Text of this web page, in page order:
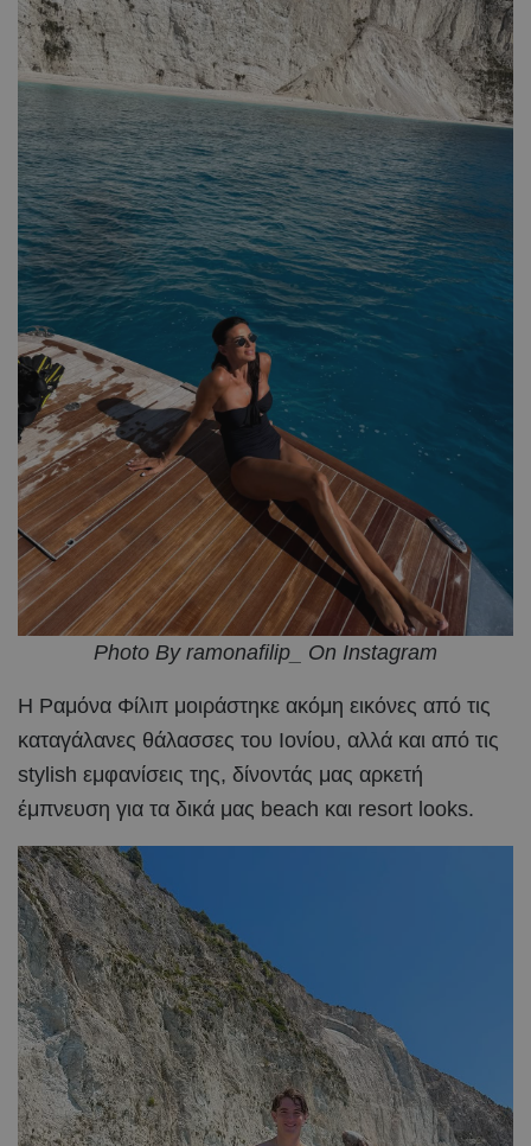
Photo By ramonafilip_ On Instagram
Η Ραμόνα Φίλιπ μοιράστηκε ακόμη εικόνες από τις
καταγάλανες θάλασσες του Ιονίου, αλλά και από τις
stylish εμφανίσεις της, δίνοντάς μας αρκετή
έμπνευση για τα δικά μας beach και resort looks.